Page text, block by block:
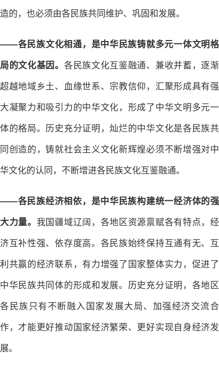
造的，也必须由各民族共同维护、巩固和发展。
——各民族文化相通，是中华民族铸就多元一体文明格
局的文化基因。 各民族文化互鉴融通、兼收并蓄，逐渐
超越地域乡土、血缘世系、宗教信仰，汇聚形成具有强
大凝聚力和吸引力的中华文化，形成了中华文明多元一
体的格局。历史充分证明，灿烂的中华文化是各民族共
同创造的，铸就社会主义文化新辉煌必须不断增强对中
华文化的认同，不断增进各民族文化互鉴融通。
——各民族经济相依，是中华民族构建统一经济体的强
大力量。 我国疆域辽阔，各地区资源禀赋各有特点，经
济互补性强、依存度高。各民族始终保持互通有无、互
利共赢的经济联系，有力增强了国家整体实力，促进了
中华民族共同体的形成和发展。历史充分证明，各地区
各民族只有不断融入国家发展大局、加强经济交流合
作，才能更好推动国家经济繁荣、更好实现自身经济发
展。